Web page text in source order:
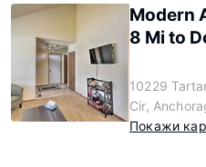
Modern
8 Mi to
10229
Cir,
Покажи